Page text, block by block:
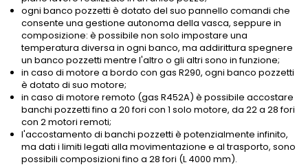
ogni banco pozzetti è dotato del suo pannello comandi che
consente una gestione autonoma della vasca, seppure in
composizione: è possibile non solo impostare una
temperatura diversa in ogni banco, ma addirittura spegnere
un banco pozzetti mentre l'altro o gli altri sono in funzione;
in caso di motore a bordo con gas R290, ogni banco pozzetti
è dotato di suo motore;
in caso di motore remoto (gas R452A) è possibile accostare
banchi pozzetti fino a 20 fori con 1 solo motore, da 22 a 28 fori
con 2 motori remoti;
l'accostamento di banchi pozzetti è potenzialmente infinito,
ma dati i limiti legati alla movimentazione e al trasporto, sono
possibili composizioni fino a 28 fori (L 4000 mm).